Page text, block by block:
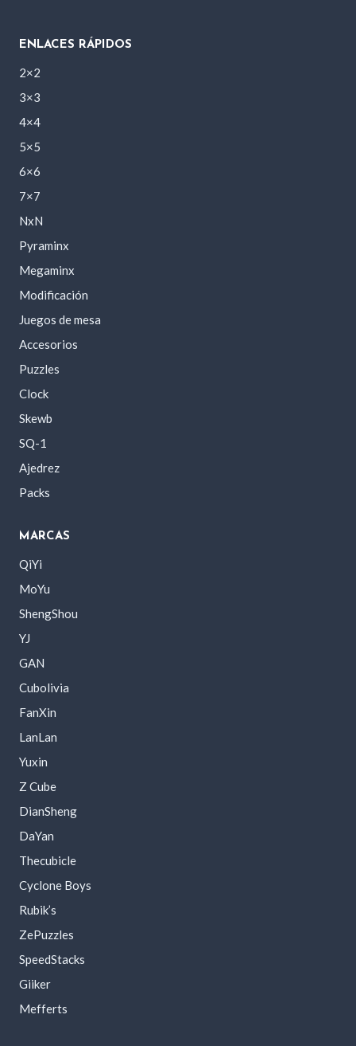
ENLACES RÁPIDOS
2×2
3×3
4×4
5×5
6×6
7×7
NxN
Pyraminx
Megaminx
Modificación
Juegos de mesa
Accesorios
Puzzles
Clock
Skewb
SQ-1
Ajedrez
Packs
MARCAS
QiYi
MoYu
ShengShou
YJ
GAN
Cubolivia
FanXin
LanLan
Yuxin
Z Cube
DianSheng
DaYan
Thecubicle
Cyclone Boys
Rubik’s
ZePuzzles
SpeedStacks
Giiker
Mefferts